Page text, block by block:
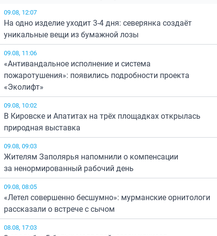
09.08, 12:07
На одно изделие уходит 3-4 дня: северянка создаёт
уникальные вещи из бумажной лозы
09.08, 11:06
«Антивандальное исполнение и система
пожаротушения»: появились подробности проекта
«Эколифт»
09.08, 10:02
В Кировске и Апатитах на трёх площадках открылась
природная выставка
09.08, 09:03
Жителям Заполярья напомнили о компенсации
за ненормированный рабочий день
09.08, 08:05
«Летел совершенно бесшумно»: мурманские орнитологи
рассказали о встрече с сычом
08.08, 17:03